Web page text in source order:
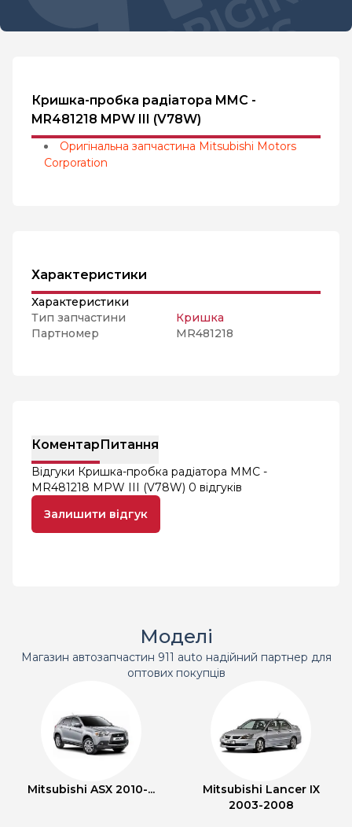
Кришка-пробка радіатора MMC -
MR481218 MPW III (V78W)
Оригінальна запчастина Mitsubishi Motors
Corporation
Характеристики
Характеристики
Тип запчастини
Кришка
Партномер
MR481218
КоментарПитання
Відгуки Кришка-пробка радіатора MMC -
MR481218 MPW III (V78W) 0 відгуків
Залишити відгук
Моделі
Магазин автозапчастин 911 auto надійний партнер для
оптових покупців
Mitsubishi ASX 2010-...
Mitsubishi Lancer IX
2003-2008